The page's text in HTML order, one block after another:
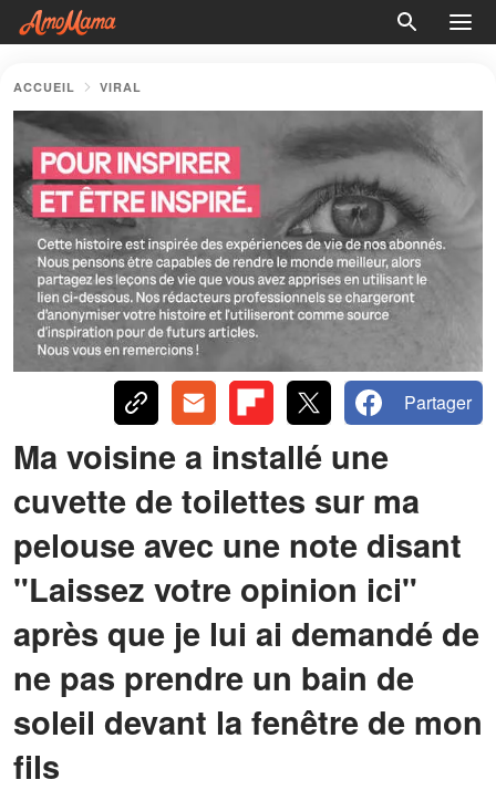
ACCUEIL VIRAL
Partager
Ma voisine a installé une
cuvette de toilettes sur ma
pelouse avec une note disant
"Laissez votre opinion ici"
après que je lui ai demandé de
ne pas prendre un bain de
soleil devant la fenêtre de mon
fils